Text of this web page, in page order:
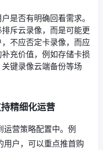
是否有明确回看需求。
斥云录像，而是可能更
不应否定卡录像，而应
充价值，例如存储卡损
键录像云端备份等场
精细化运营
运营策略配置中。例
用户，可以重点推首购